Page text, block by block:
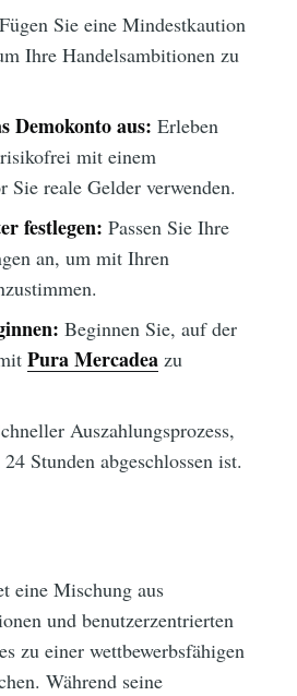
Fügen Sie eine Mindestkaution
Ihre Handelsambitionen zu
Demokonto aus: Erleben
mit einem
Sie reale Gelder verwenden.
festlegen: Passen Sie Ihre
an, um mit Ihren
Beginnen Sie, auf der
Pura Mercadeazu
Auszahlungsprozess,
Stunden abgeschlossen ist.
eine Mischung aus
und benutzerzentrierten
zu einer wettbewerbsfähigen
Während seine